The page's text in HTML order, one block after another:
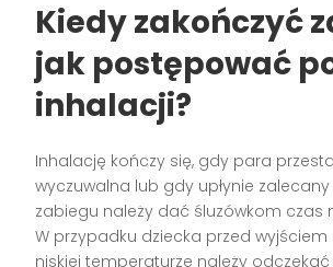
Kiedy zakończyć
jak postępować
inhalacji?
Inhalację kończy się, gdy para
wyczuwalna lub gdy upłynie zalecany
zabiegu należy dać śluzówkom czas
W przypadku dziecka przed wyjściem
niskiej temperaturze należy odczekać